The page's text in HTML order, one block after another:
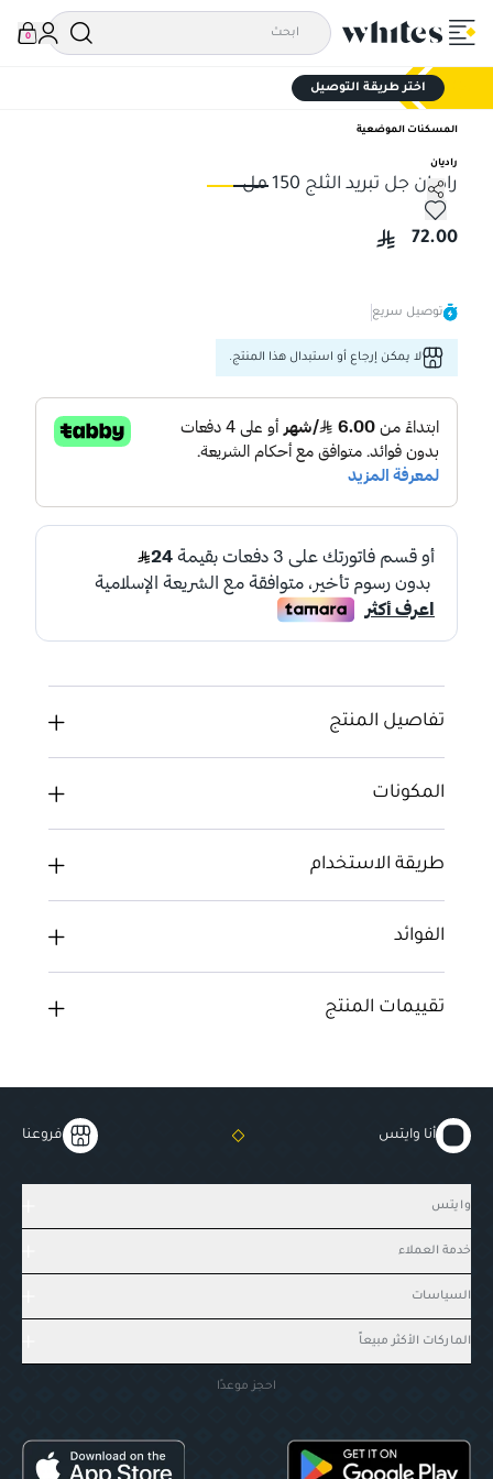
0
اختر طريقة التوصيل
المسكنات الموضعية
راديان
راديان جل تبريد الثلج 150 مل
راديان جل تبريد الثلج 150 مل
72.00
توصيل سريع
لا يمكن إرجاع أو استبدال هذا المنتج.
تفاصيل المنتج
المكونات
طريقة الاستخدام
الفوائد
تقييمات المنتج
أنا وايتس فروعنا
وايتس
خدمة العملاء
السياسات
الماركات الأكثر مبيعاً
احجز موعدًا